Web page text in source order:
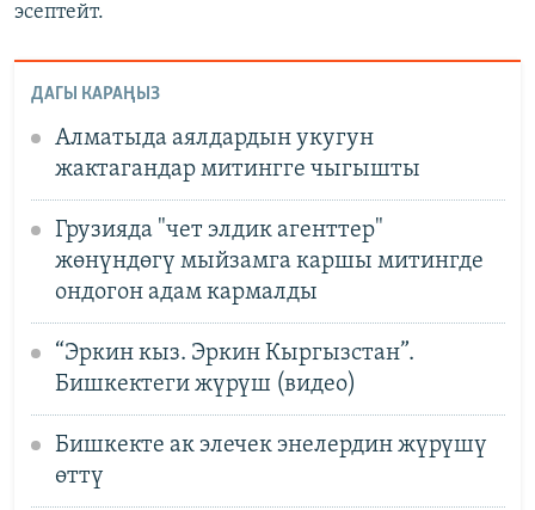
эсептейт.
ДАГЫ КАРАҢЫЗ
Алматыда аялдардын укугун
жактагандар митингге чыгышты
Грузияда "чет элдик агенттер"
жөнүндөгү мыйзамга каршы митингде
ондогон адам кармалды
“Эркин кыз. Эркин Кыргызстан”.
Бишкектеги жүрүш (видео)
Бишкекте ак элечек энелердин жүрүшү
өттү